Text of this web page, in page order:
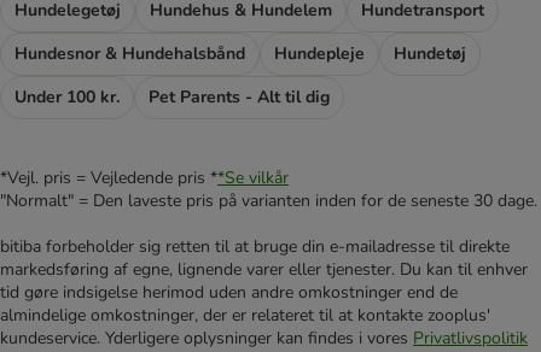
Hundelegetøj Hundehus & Hundelem
Hundetransport
Hundesnor & Hundehalsbånd
Hundepleje
Hundetøj
Under 100 kr.
Pet Parents - Alt til dig
*Vejl. pris = Vejledende pris **Se vilkår
"Normalt" = Den laveste pris på varianten inden for de seneste 30 dage.
bitiba forbeholder sig retten til at bruge din e-mailadresse til direkte
markedsføring af egne, lignende varer eller tjenester. Du kan til enhver
tid gøre indsigelse herimod uden andre omkostninger end de
almindelige omkostninger, der er relateret til at kontakte zooplus'
kundeservice. Yderligere oplysninger kan findes i vores Privatlivspolitik